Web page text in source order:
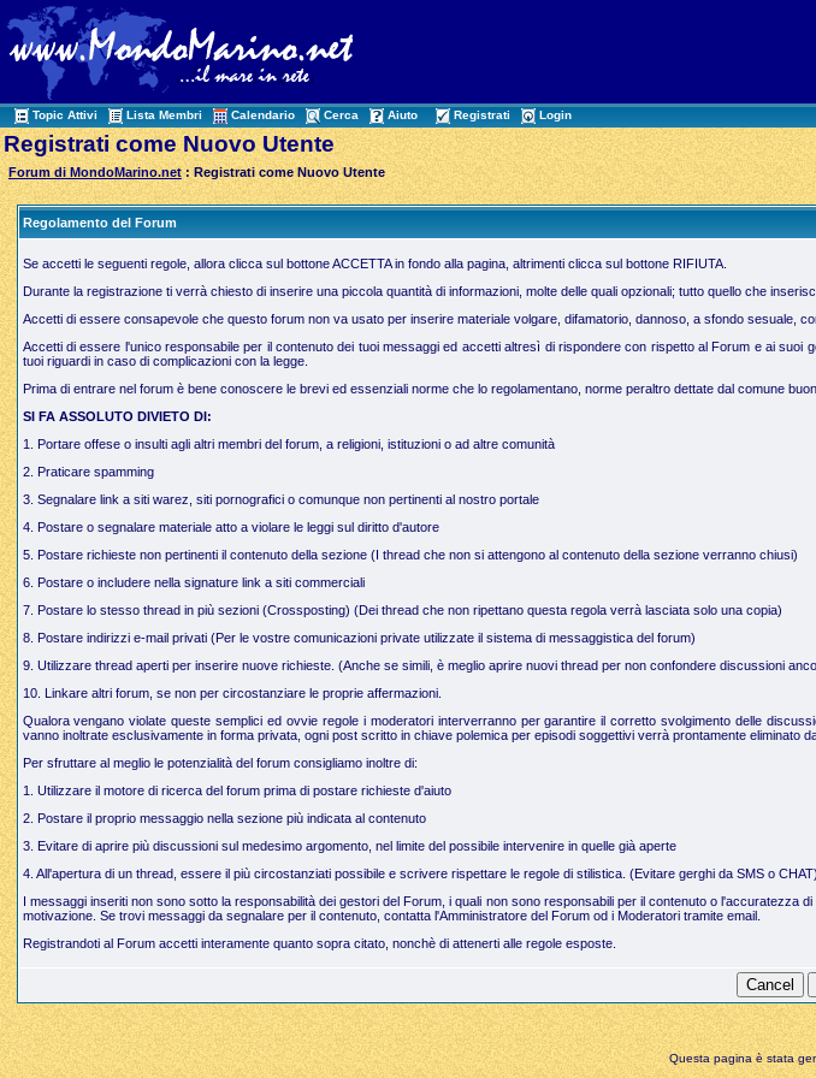
Topic Attivi Lista Membri Calendario Cerca Aiuto Registrati Login
Registrati come Nuovo Utente
Forum di MondoMarino.net : Registrati come Nuovo Utente
Regolamento del Forum
Se accetti le seguenti regole, allora clicca sul bottone ACCETTA in fondo alla pagina, altrimenti clicca sul bottone RIFIUTA.
Durante la registrazione ti verrà chiesto di inserire una piccola quantità di informazioni, molte delle quali opzionali; tutto quello che
Accetti di essere consapevole che questo forum non va usato per inserire materiale volgare, difamatorio, dannoso, a sfondo sesuale,
Accetti di essere l'unico responsabile per il contenuto dei tuoi messaggi ed accetti altresì di rispondere con rispetto al Forum e ai
tuoi riguardi in caso di complicazioni con la legge.
Prima di entrare nel forum è bene conoscere le brevi ed essenziali norme che lo regolamentano, norme peraltro dettate dal comune
SI FA ASSOLUTO DIVIETO DI:
1. Portare offese o insulti agli altri membri del forum, a religioni, istituzioni o ad altre comunità
2. Praticare spamming
3. Segnalare link a siti warez, siti pornografici o comunque non pertinenti al nostro portale
4. Postare o segnalare materiale atto a violare le leggi sul diritto d'autore
5. Postare richieste non pertinenti il contenuto della sezione (I thread che non si attengono al contenuto della sezione verranno chiusi)
6. Postare o includere nella signature link a siti commerciali
7. Postare lo stesso thread in più sezioni (Crossposting) (Dei thread che non ripettano questa regola verrà lasciata solo una copia)
8. Postare indirizzi e-mail privati (Per le vostre comunicazioni private utilizzate il sistema di messaggistica del forum)
9. Utilizzare thread aperti per inserire nuove richieste. (Anche se simili, è meglio aprire nuovi thread per non confondere discussioni
10. Linkare altri forum, se non per circostanziare le proprie affermazioni.
Qualora vengano violate queste semplici ed ovvie regole i moderatori interverranno per garantire il corretto svolgimento delle
vanno inoltrate esclusivamente in forma privata, ogni post scritto in chiave polemica per episodi soggettivi verrà prontamente eliminato
Per sfruttare al meglio le potenzialità del forum consigliamo inoltre di:
1. Utilizzare il motore di ricerca del forum prima di postare richieste d'aiuto
2. Postare il proprio messaggio nella sezione più indicata al contenuto
3. Evitare di aprire più discussioni sul medesimo argomento, nel limite del possibile intervenire in quelle già aperte
4. All'apertura di un thread, essere il più circostanziati possibile e scrivere rispettare le regole di stilistica. (Evitare gerghi da SMS o CHAT)
I messaggi inseriti non sono sotto la responsabilità dei gestori del Forum, i quali non sono responsabili per il contenuto o
motivazione. Se trovi messaggi da segnalare per il contenuto, contatta l'Amministratore del Forum od i Moderatori tramite email.
Registrandoti al Forum accetti interamente quanto sopra citato, nonchè di attenerti alle regole esposte.
Questa pagina è stata